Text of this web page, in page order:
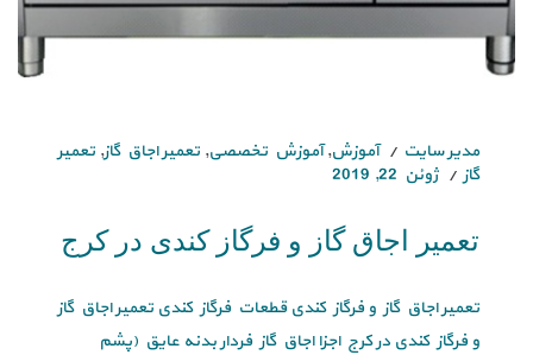
مدیر سایت آموزش,آموزش تخصصی, تعمیر اجاق گاز, تعمیر
گاز
ژوئن 22, 2019
تعمیر اجاق گاز و فرگاز کندی در کرج
تعمیر اجاق گاز و فرگاز کندی قطعات فرگاز کندی تعمیر اجاق گاز
و فرگاز کندی در کرج اجزا اجاق گاز فردار بدنه عایق (پشم